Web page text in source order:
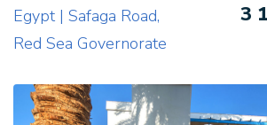
Egypt | Safaga Road,
Red Sea Governorate
3